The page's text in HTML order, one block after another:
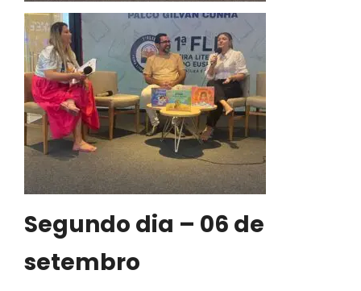
Segundo dia – 06 de
setembro